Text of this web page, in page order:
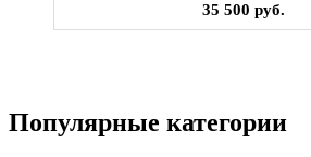
35 500 руб.
Популярные категории